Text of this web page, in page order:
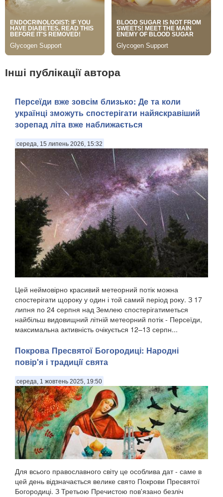
Інші публікації автора
Персеїди вже зовсім близько: Де та коли
українці зможуть спостерігати найяскравіший
зорепад літа вже наближається
середа, 15 липень 2026, 15:32
Цей неймовірно красивий метеорний потік можна
спостерігати щороку у один і той самий період року. З 17
липня по 24 серпня над Землею спостерігатиметься
найбільш видовищний літній метеорний потік - Персеїди,
максимальна активність очікується 12–13 серпн...
Покрова Пресвятої Богородиці: Народні
повір'я і традиції свята
середа, 1 жовтень 2025, 19:50
Для всього православного світу це особлива дат - саме в
цей день відзначається велике свято Покрови Пресвятої
Богородиці. З Третьою Пречистою пов'язано безліч